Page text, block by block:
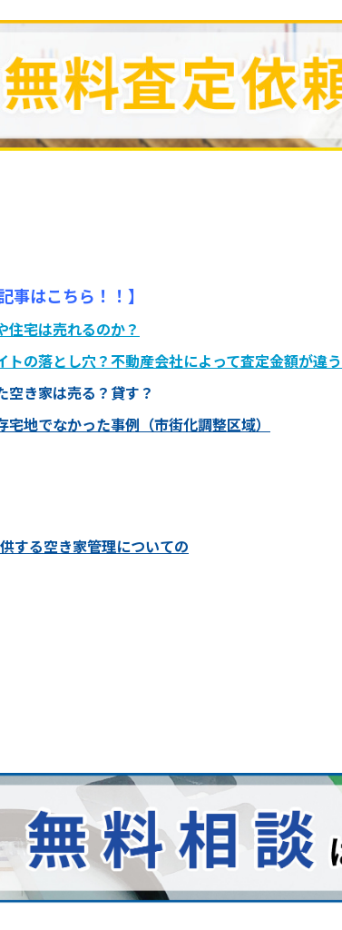
事はこちら！！】
住宅は売れるのか？
トの落とし穴？不動産会社によって査定金額が違
空き家は売る？貸す？
地でなかった事例（市街化調整区域）
する空き家管理についての